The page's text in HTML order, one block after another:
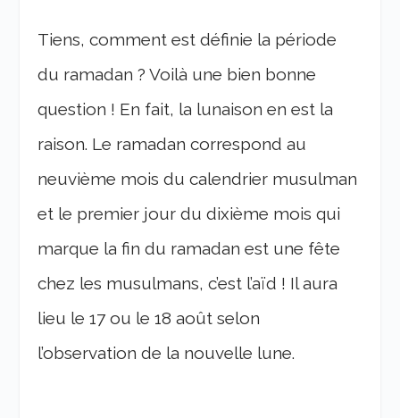
Tiens, comment est définie la période
du ramadan ? Voilà une bien bonne
question ! En fait, la lunaison en est la
raison. Le ramadan correspond au
neuvième mois du calendrier musulman
et le premier jour du dixième mois qui
marque la fin du ramadan est une fête
chez les musulmans, c’est l’aïd ! Il aura
lieu le 17 ou le 18 août selon
l’observation de la nouvelle lune.